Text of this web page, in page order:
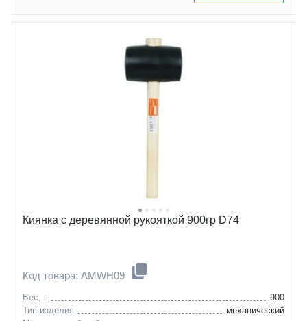
Киянка с деревянной рукояткой 900гр D74
Код товара: AMWH09
Вес, г
900
Тип изделия
механический